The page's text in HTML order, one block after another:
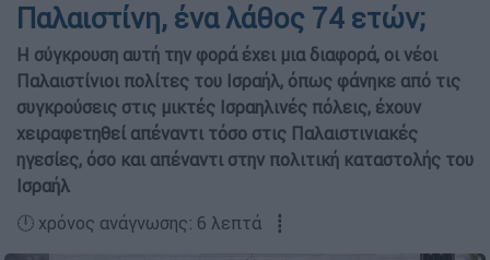
Παλαιστίνη, ένα λάθος 74 ετών;
H σύγκρουση αυτή την φορά έχει μια διαφορά, οι νέοι
Παλαιστίνιοι πολίτες του Ισραήλ, όπως φάνηκε από τις
συγκρούσεις στις μικτές Ισραηλινές πόλεις, έχουν
χειραφετηθεί απέναντι τόσο στις Παλαιστινιακές
ηγεσίες, όσο και απέναντι στην πολιτική καταστολής του
Ισραήλ
🕛 χρόνος ανάγνωσης: 6 λεπτά ┋